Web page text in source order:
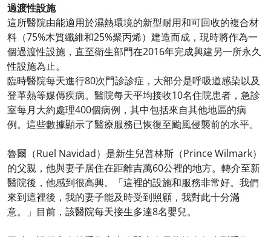
過渡性設施
這所醫院由能適用於濕熱環境的新型耐用和可回收的複合材
料（75%木質纖維和25%聚丙烯）建造而成，現時將作為一
個過渡性設施，直至衛生部門在2016年完成興建另一所永久
性設施為止。
臨時醫院每天進行80次門診診症，大部分是呼吸道感染以及
登革熱等媒傳疾病。醫院每天平均接收10名住院患者，急診
室每月大約處理400個病例，其中包括來自其他地區的病
例。這些數據顯示了醫療服務已恢復至颱風侵襲前的水平。
魯爾（Ruel Navidad）是新生兒普林斯（Prince Wilmark）
的父親，他與妻子居住在距離吉萬60公裡的地方。轉介至新
醫院後，他感到很高興。「這裡的設施和服務非常好。我們
來到這裡後，我的妻子能及時受到照顧，我對此十分滿
意。」目前，該醫院每天接生多達8名嬰兒。